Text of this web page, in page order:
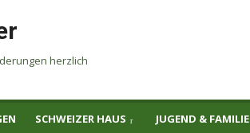
herzlich
SCHWEIZER HAUS JUGEND & FAMILIE